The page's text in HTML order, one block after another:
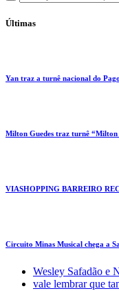
Últimas
Yan traz a turnê nacional do
Milton Guedes traz turnê
VIASHOPPING BARREIRO
Circuito Minas Musical chega a
Wesley Safadão e
vale lembrar que